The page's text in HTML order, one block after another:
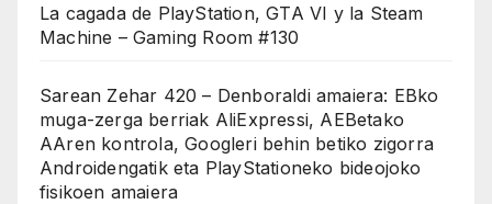
La cagada de PlayStation, GTA VI y la Steam
Machine – Gaming Room #130
Sarean Zehar 420 – Denboraldi amaiera: EBko
muga-zerga berriak AliExpressi, AEBetako
AAren kontrola, Googleri behin betiko zigorra
Androidengatik eta PlayStationeko bideojoko
fisikoen amaiera